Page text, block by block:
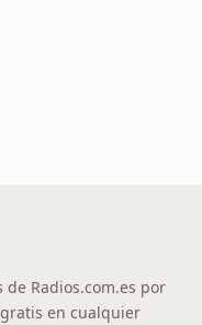
de Radios.com.es por
en cualquier